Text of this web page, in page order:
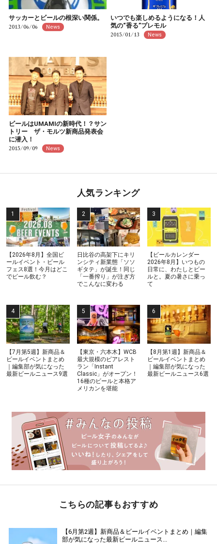
サッカーとビールの根深い関係。
2013/06/06 News
いつでも楽しめるようになる！人
気の“香る”プレモル
2015/01/13 News
ビールはUMAMIの新時代！？サン
トリー ザ・モルツ新商品発表会
に潜入！
2015/09/09 News
人気ランキング
【2026年8月】全国ビ
ールイベント・ビール
フェス8選！今月はどこ
でビール飲む？
日比谷の高架下にキリ
ンシティ新業態「ソソ
ギタテ」が誕生！同じ
「一番搾り」が注ぎ方
でこんなに変わる
【ビールカレンダー
2026年8月】いつもの
日常に、わたしとビー
ルと。夏の暑さに乗っ
て
【7月第5週】新商品＆
ビールイベントまとめ
｜編集部が気になった
最新ビールニュース9選
【東京・六本木】WCB
最大規模のビアレスト
ラン「Instant
Classic」がオープン！
16種のビールと本格ア
メリカンを堪能
【8月第1週】新商品＆
ビールイベントまとめ
｜編集部が気になった
最新ビールニュース6選
こちらの記事もおすすめ
【6月第2週】新商品＆ビールイベントまとめ｜編集
部が気になった最新ビールニュース...